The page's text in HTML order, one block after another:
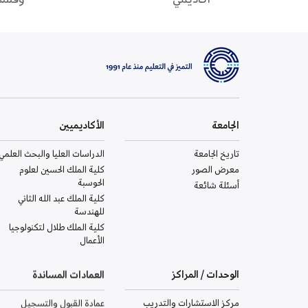
الجامعة
تاريخ الجامعة
معرض الصور
أسئلة شائعة
الأكاديميين
الدراسات العليا والبحث
كلية الملك الحسين لعلوم
الحوسبة
كلية الملك عبد الله الثاني
للهندسة
كلية الملك طلال لتكنولوجيا
الأعمال
الوحدات / المراكز
مركز الاستشارات والتدريب
العمادات المساندة
عمادة القبول والتسجيل